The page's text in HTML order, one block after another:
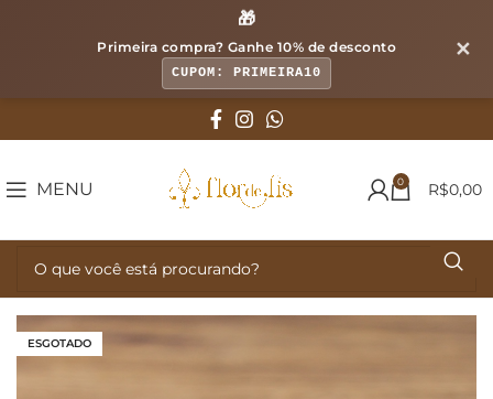
🎁
Primeira compra? Ganhe 10% de desconto
CUPOM: PRIMEIRA10
✕
MENU 0 R$0,00
ESGOTADO